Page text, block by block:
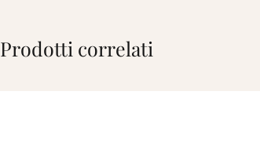
Prodotti correlati